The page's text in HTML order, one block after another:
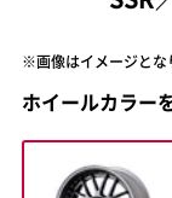
※画像はイメージとな
ホイールカラー